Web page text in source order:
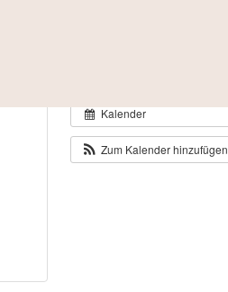
Kalender
Zum Kalender hinzufügen